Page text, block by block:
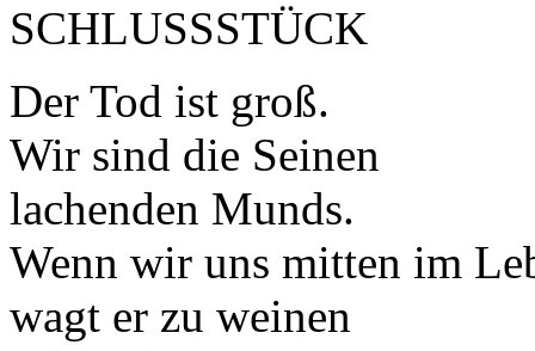
SCHLUSSSTÜCK
Der Tod ist groß.
Wir sind die Seinen
lachenden Munds.
Wenn wir uns mitten im
wagt er zu weinen